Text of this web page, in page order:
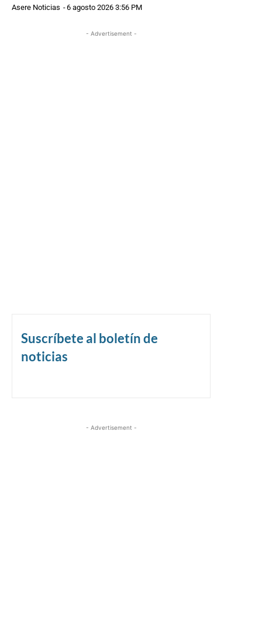
Asere Noticias -6 agosto 2026 3:56 PM
- Advertisement -
Suscríbete al boletín de
noticias
- Advertisement -